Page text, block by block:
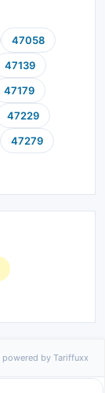
47058
47139
47179
47229
47279
powered by Tariffuxx